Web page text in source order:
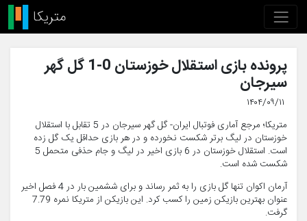
پرونده بازی استقلال خوزستان 0-1 گل گهر
سیرجان
متریکا؛ مرجع آماری فوتبال ایران- گل گهر سیرجان در 5 تقابل با استقلال
خوزستان در لیگ برتر شکست نخورده و در هر بازی حداقل یک گل زده
است. استقلال خوزستان در 6 بازی اخیر در لیگ و جام حذفی متحمل 5
شکست شده است.
آرمان اکوان تنها گل بازی را به ثمر رساند و برای ششمین بار در 4 فصل اخیر
عنوان بهترین بازیکن زمین را کسب کرد. این بازیکن از متریکا نمره 7.79
گرفت.